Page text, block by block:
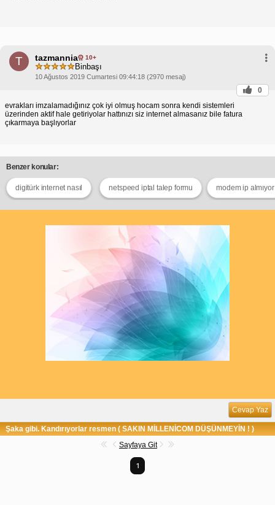
T tazmannia 10+
Binbaşı
10 Ağustos 2019 Cumartesi 09:44:18 (2970 mesaj)
0
evrakları imzalamadığınız çok iyi olmuş hocam sonra kendi sistemleri
üzerinden aktif hale getiriyolar hattınızı siz internet almasanız bile fatura
çıkarmaya başlıyorlar
Benzer konular:
digitürk internet nasıl netspeed iptal talep formu modem ip almıyor
Cevap Yaz
Şaka gibi. Kandırıyorlar resmen ( SAKIN MİLLENİCOM DÜŞÜNMEYİN ! )
Sayfaya Git
1